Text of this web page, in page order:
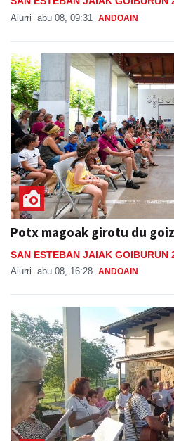
Aiurri abu 08, 09:31 ANDOAIN
Potx magoak girotu du
SAN ESTEBAN JAIAK GOIBURUN
Aiurri abu 08, 16:28 ANDOAIN